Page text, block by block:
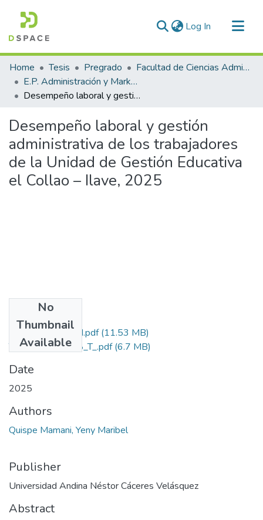
Log In (current)
Communities & Collections
All of DSpace
Statistics
Home Tesis Pregrado
Facultad de Ciencias Administrativas
E.P. Administración y Marketing
Desempeño laboral y gestión administrativa de los trabajadores de la Unidad de Gestión Educativa el Collao – Ilave, 2025
Desempeño laboral y gestión
administrativa de los trabajadores
de la Unidad de Gestión Educativa
el Collao – Ilave, 2025
No
Thumbnail
Available
Grado de Similitud.pdf(11.53 MB)
T036_74600468_T_.pdf(6.7 MB)
Date
2025
Authors
Quispe Mamani, Yeny Maribel
Publisher
Universidad Andina Néstor Cáceres Velásquez
Abstract